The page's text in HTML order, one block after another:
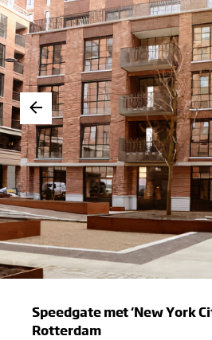
Speedgate met ‘New York
Rotterdam